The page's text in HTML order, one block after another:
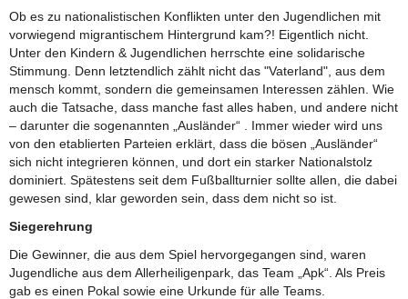
Ob es zu nationalistischen Konflikten unter den Jugendlichen mit
vorwiegend migrantischem Hintergrund kam?! Eigentlich nicht.
Unter den Kindern & Jugendlichen herrschte eine solidarische
Stimmung. Denn letztendlich zählt nicht das "Vaterland", aus dem
mensch kommt, sondern die gemeinsamen Interessen zählen. Wie
auch die Tatsache, dass manche fast alles haben, und andere nicht
– darunter die sogenannten „Ausländer“ . Immer wieder wird uns
von den etablierten Parteien erklärt, dass die bösen „Ausländer“
sich nicht integrieren können, und dort ein starker Nationalstolz
dominiert. Spätestens seit dem Fußballturnier sollte allen, die dabei
gewesen sind, klar geworden sein, dass dem nicht so ist.
Siegerehrung
Die Gewinner, die aus dem Spiel hervorgegangen sind, waren
Jugendliche aus dem Allerheiligenpark, das Team „Apk“. Als Preis
gab es einen Pokal sowie eine Urkunde für alle Teams.